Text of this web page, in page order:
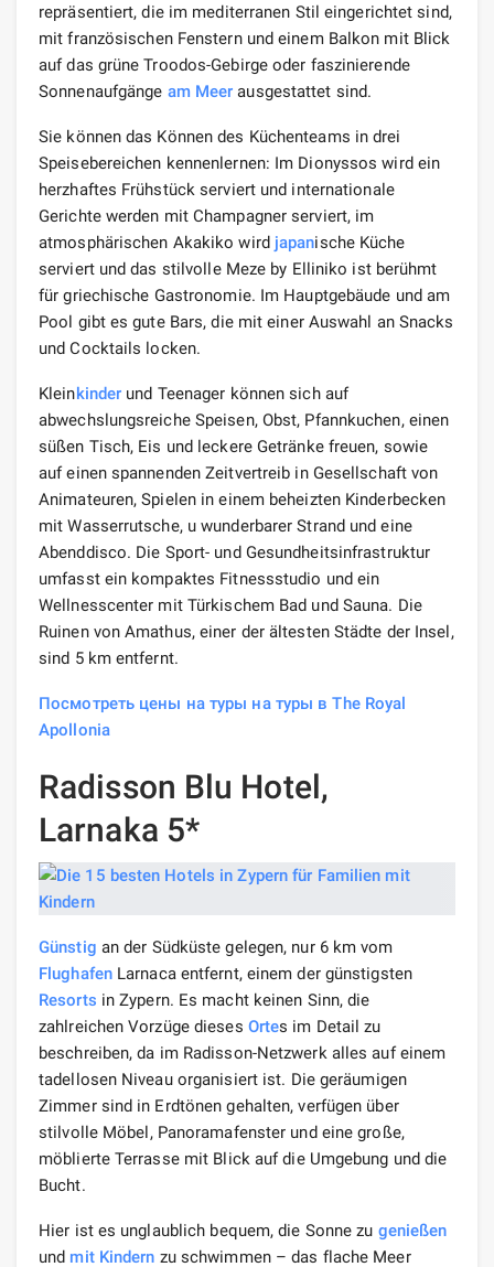
repräsentiert, die im mediterranen Stil eingerichtet sind,
mit französischen Fenstern und einem Balkon mit Blick
auf das grüne Troodos-Gebirge oder faszinierende
Sonnenaufgänge am Meer ausgestattet sind.
Sie können das Können des Küchenteams in drei
Speisebereichen kennenlernen: Im Dionyssos wird ein
herzhaftes Frühstück serviert und internationale
Gerichte werden mit Champagner serviert, im
atmosphärischen Akakiko wird japanische Küche
serviert und das stilvolle Meze by Elliniko ist berühmt
für griechische Gastronomie. Im Hauptgebäude und am
Pool gibt es gute Bars, die mit einer Auswahl an Snacks
und Cocktails locken.
Kleinkinder und Teenager können sich auf
abwechslungsreiche Speisen, Obst, Pfannkuchen, einen
süßen Tisch, Eis und leckere Getränke freuen, sowie
auf einen spannenden Zeitvertreib in Gesellschaft von
Animateuren, Spielen in einem beheizten Kinderbecken
mit Wasserrutsche, u wunderbarer Strand und eine
Abenddisco. Die Sport- und Gesundheitsinfrastruktur
umfasst ein kompaktes Fitnessstudio und ein
Wellnesscenter mit Türkischem Bad und Sauna. Die
Ruinen von Amathus, einer der ältesten Städte der Insel,
sind 5 km entfernt.
Посмотреть цены на туры на туры в The Royal
Apollonia
Radisson Blu Hotel,
Larnaka 5*
Günstig an der Südküste gelegen, nur 6 km vom
FlughafenLarnaca entfernt, einem der günstigsten
Resorts in Zypern. Es macht keinen Sinn, die
zahlreichen Vorzüge dieses Ortes im Detail zu
beschreiben, da im Radisson-Netzwerk alles auf einem
tadellosen Niveau organisiert ist. Die geräumigen
Zimmer sind in Erdtönen gehalten, verfügen über
stilvolle Möbel, Panoramafenster und eine große,
möblierte Terrasse mit Blick auf die Umgebung und die
Bucht.
Hier ist es unglaublich bequem, die Sonne zu genießen
und mit Kindern zu schwimmen – das flache Meer